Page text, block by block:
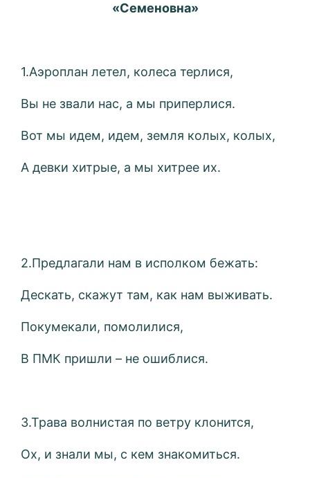
«Семеновна»
1.Аэроплан летел, колеса терлися,
Вы не звали нас, а мы приперлися.
Вот мы идем, идем, земля колых, колых,
А девки хитрые, а мы хитрее их.
2.Предлагали нам в исполком бежать:
Дескать, скажут там, как нам выживать.
Покумекали, помолилися,
В ПМК пришли – не ошиблися.
3.Трава волнистая по ветру клонится,
Ох, и знали мы, с кем знакомиться.